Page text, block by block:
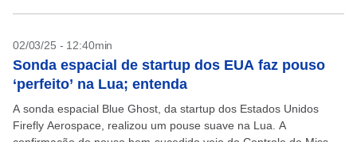
02/03/25 - 12:40min
Sonda espacial de startup dos EUA faz pouso
‘perfeito’ na Lua; entenda
A sonda espacial Blue Ghost, da startup dos Estados Unidos
Firefly Aerospace, realizou um pouse suave na Lua. A